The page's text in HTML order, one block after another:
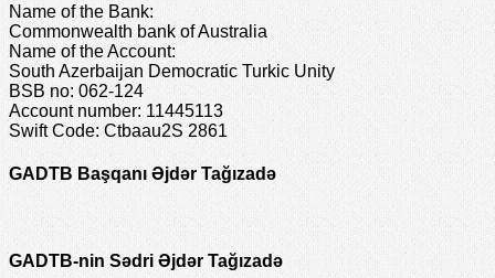
Name of the Bank:
Commonwealth bank of Australia
Name of the Account:
South Azerbaijan Democratic Turkic Unity
BSB no: 062-124
Account number: 11445113
Swift Code: Ctbaau2S 2861
GADTB Başqanı Əjdər Tağızadə
GADTB-nin Sədri Əjdər Tağızadə